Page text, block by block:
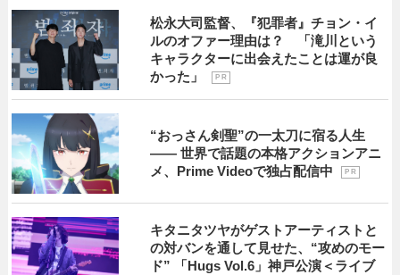
松永大司監督、『犯罪者』チョン・イ
ルのオファー理由は？ 「滝川という
キャラクターに出会えたことは運が良
かった」
P R
“おっさん剣聖”の一太刀に宿る人生
―― 世界で話題の本格アクションアニ
メ、Prime Videoで独占配信中
P R
キタニタツヤがゲストアーティストと
の対バンを通して見せた、“攻めのモー
ド” 「Hugs Vol.6」神戸公演＜ライブ